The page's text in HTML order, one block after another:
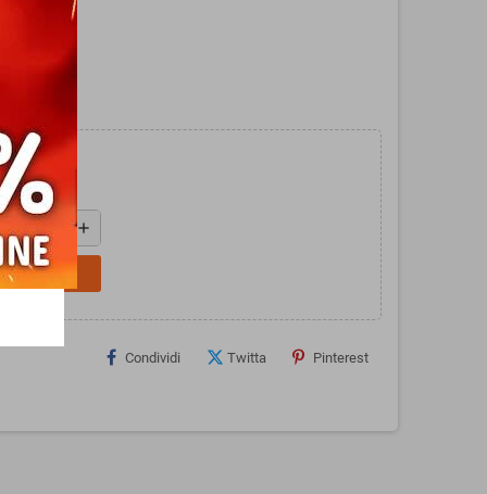
Seven.
add
Condividi Twitta Pinterest